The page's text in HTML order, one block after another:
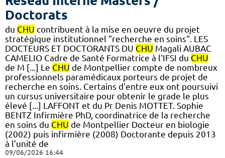
Doctorats
du CHU contribuent à la mise en oeuvre du projet
stratégique institutionnel "recherche en soins". LES
DOCTEURS ET DOCTORANTS DU CHU Magali AUBAC
CAMELIO Cadre de Santé Formatrice à l'IFSI du CHU
de M [...] Le CHU de Montpellier compte de nombreux
professionnels paramédicaux porteurs de projet de
recherche en soins. Certains d'entre eux ont poursuivi
un cursus universitaire pour obtenir le grade le plus
élevé [...] LAFFONT et du Pr Denis MOTTET. Sophie
BENTZ Infirmière PhD, coordinatrice de la recherche
en soins du CHU de Montpellier Docteur en biologie
(2002) puis infirmière (2008) Doctorante depuis 2013
à l’unité de
09/06/2026 16:44